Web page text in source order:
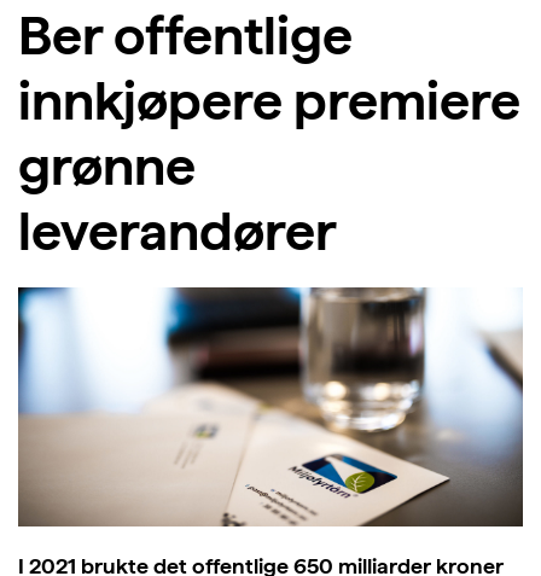
Ber offentlige
innkjøpere premiere
grønne
leverandører
I 2021 brukte det offentlige 650 milliarder kroner